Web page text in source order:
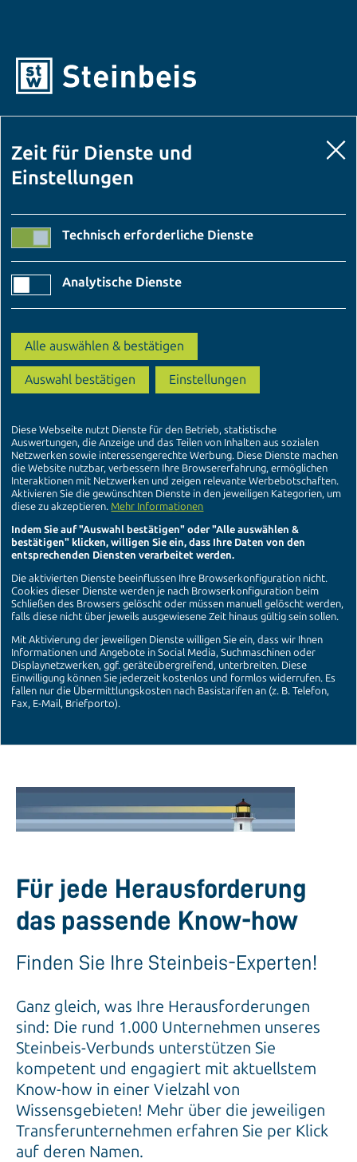
Für jede Herausforderung
das passende Know-how
Finden Sie Ihre Steinbeis-Experten!
Ganz gleich, was Ihre Herausforderungen
sind: Die rund 1.000 Unternehmen unseres
Steinbeis-Verbunds unterstützen Sie
kompetent und engagiert mit aktuellstem
Know-how in einer Vielzahl von
Wissensgebieten! Mehr über die jeweiligen
Transferunternehmen erfahren Sie per Klick
auf deren Namen.